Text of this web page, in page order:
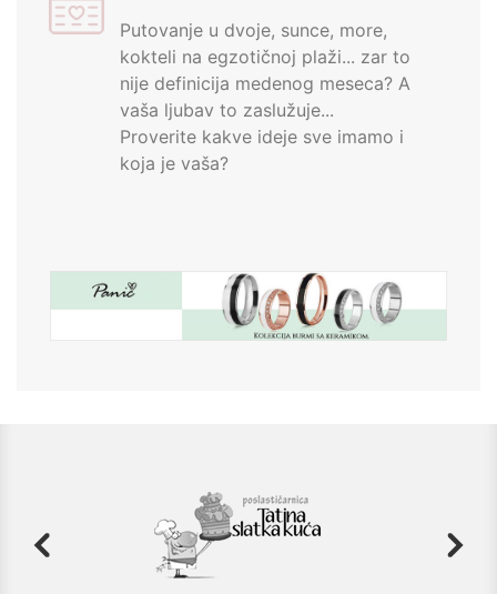
Putovanje u dvoje, sunce, more,
kokteli na egzotičnoj plaži... zar to
nije definicija medenog meseca? A
vaša ljubav to zaslužuje...
Proverite kakve ideje sve imamo i
koja je vaša?